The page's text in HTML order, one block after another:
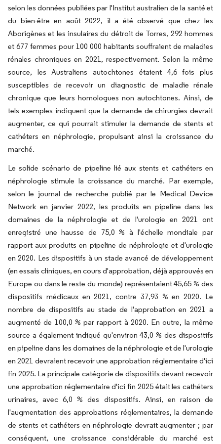
selon les données publiées par l'Institut australien de la santé et
du bien-être en août 2022, il a été observé que chez les
Aborigènes et les insulaires du détroit de Torres, 292 hommes
et 677 femmes pour 100 000 habitants souffraient de maladies
rénales chroniques en 2021, respectivement. Selon la même
source, les Australiens autochtones étaient 4,6 fois plus
susceptibles de recevoir un diagnostic de maladie rénale
chronique que leurs homologues non autochtones. Ainsi, de
tels exemples indiquent que la demande de chirurgies devrait
augmenter, ce qui pourrait stimuler la demande de stents et
cathéters en néphrologie, propulsant ainsi la croissance du
marché.
Le solide scénario de pipeline lié aux stents et cathéters en
néphrologie stimule la croissance du marché. Par exemple,
selon le journal de recherche publié par le Medical Device
Network en janvier 2022, les produits en pipeline dans les
domaines de la néphrologie et de l'urologie en 2021 ont
enregistré une hausse de 75,0 % à l'échelle mondiale par
rapport aux produits en pipeline de néphrologie et d'urologie
en 2020. Les dispositifs à un stade avancé de développement
(en essais cliniques, en cours d'approbation, déjà approuvés en
Europe ou dans le reste du monde) représentaient 45,65 % des
dispositifs médicaux en 2021, contre 37,93 % en 2020. Le
nombre de dispositifs au stade de l'approbation en 2021 a
augmenté de 100,0 % par rapport à 2020. En outre, la même
source a également indiqué qu'environ 43,0 % des dispositifs
en pipeline dans les domaines de la néphrologie et de l'urologie
en 2021 devraient recevoir une approbation réglementaire d'ici
fin 2025. La principale catégorie de dispositifs devant recevoir
une approbation réglementaire d'ici fin 2025 était les cathéters
urinaires, avec 6,0 % des dispositifs. Ainsi, en raison de
l'augmentation des approbations réglementaires, la demande
de stents et cathéters en néphrologie devrait augmenter ; par
conséquent, une croissance considérable du marché est